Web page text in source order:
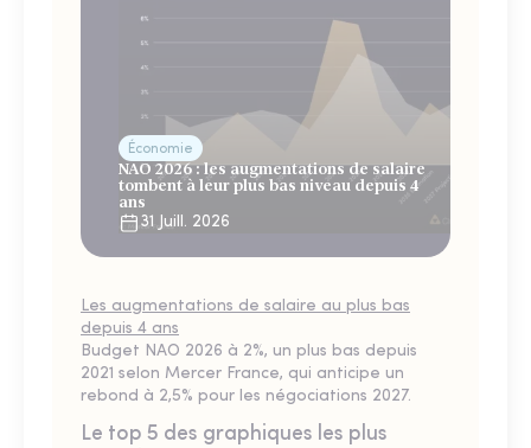
Économie
NAO 2026 : les augmentations de salaire
tombent à leur plus bas niveau depuis 4
ans
31 Juill. 2026
Les augmentations de salaire au plus bas
depuis 4 ans
Budget NAO 2026 à 2%, un plus bas depuis
2021 selon Mercer France, qui anticipe un
rebond à 2,5% pour les négociations 2027.
Le top 5 des graphiques les plus